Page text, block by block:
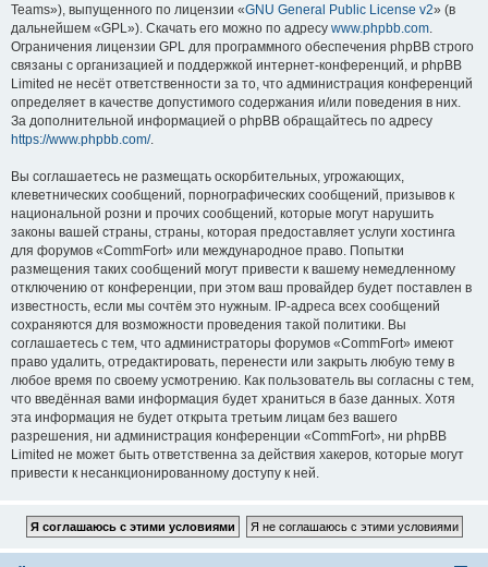
Teams»), выпущенного по лицензии «GNU General Public License v2» (в
дальнейшем «GPL»). Скачать его можно по адресу www.phpbb.com.
Ограничения лицензии GPL для программного обеспечения phpBB строго
связаны с организацией и поддержкой интернет-конференций, и phpBB
Limited не несёт ответственности за то, что администрация конференций
определяет в качестве допустимого содержания и/или поведения в них.
За дополнительной информацией о phpBB обращайтесь по адресу
https://www.phpbb.com/.
Вы соглашаетесь не размещать оскорбительных, угрожающих,
клеветнических сообщений, порнографических сообщений, призывов к
национальной розни и прочих сообщений, которые могут нарушить
законы вашей страны, страны, которая предоставляет услуги хостинга
для форумов «CommFort» или международное право. Попытки
размещения таких сообщений могут привести к вашему немедленному
отключению от конференции, при этом ваш провайдер будет поставлен в
известность, если мы сочтём это нужным. IP-адреса всех сообщений
сохраняются для возможности проведения такой политики. Вы
соглашаетесь с тем, что администраторы форумов «CommFort» имеют
право удалить, отредактировать, перенести или закрыть любую тему в
любое время по своему усмотрению. Как пользователь вы согласны с тем,
что введённая вами информация будет храниться в базе данных. Хотя
эта информация не будет открыта третьим лицам без вашего
разрешения, ни администрация конференции «CommFort», ни phpBB
Limited не может быть ответственна за действия хакеров, которые могут
привести к несанкционированному доступу к ней.